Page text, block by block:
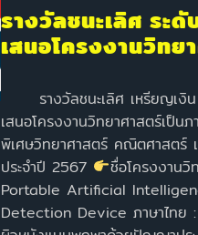
รางวัลชนะเลิศ ระดั
เสนอโครงงานวิทย
รางวัลชนะเลิศ เหรียญเงิน
เสนอโครงงานวิทยาศาสตร์เป็น
พิเศษวิทยาศาสตร์ คณิตศาสตร์
ประจำปี 2567
ชื่อโครงงาน
Portable Artificial
Detection Device ภาษาไทย :